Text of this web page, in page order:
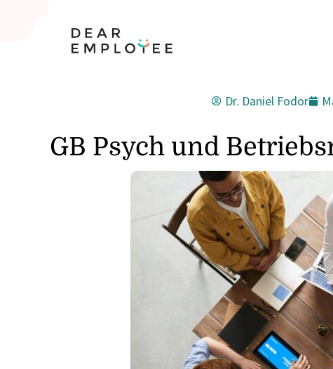
Dr. Daniel Fodor
GB Psych und